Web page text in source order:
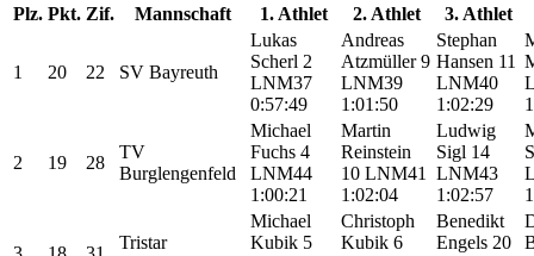
Plz. Pkt. Zif. Mannschaft 1. Athlet 2. Athlet 3. Athlet
1 20 22 SV Bayreuth
Lukas
Scherl 2
LNM37
0:57:49
Andreas
Atzmüller 9
LNM39
1:01:50
Stephan
Hansen 11
LNM40
1:02:29
2 19 28
TV
Burglengenfeld
Michael
Fuchs 4
LNM44
1:00:21
Martin
Reinstein
10 LNM41
1:02:04
Ludwig
Sigl 14
LNM43
1:02:57
Tristar
Michael
Kubik 5
Christoph
Kubik 6
Benedikt
Engels 20